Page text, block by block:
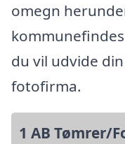
omegn
du vil udvide
fotofirma.
1 AB Tømrer/